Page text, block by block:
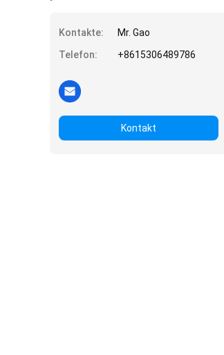
Kontakte:
Mr. Gao
Telefon:
+8615306489786
Kontakt